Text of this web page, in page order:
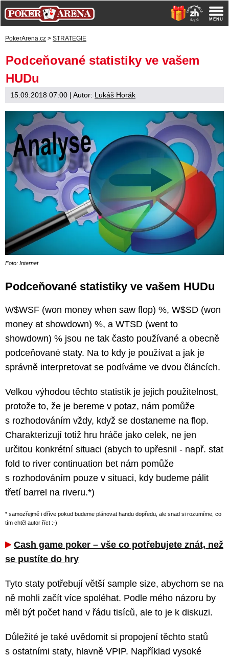
PokerArena.cz > STRATEGIE
Podceňované statistiky ve vašem
HUDu
15.09.2018 07:00 | Autor: Lukáš Horák
Foto: Internet
Podceňované statistiky ve vašem HUDu
W$WSF (won money when saw flop) %, W$SD (won
money at showdown) %, a WTSD (went to
showdown) % jsou ne tak často používané a obecně
podceňované staty. Na to kdy je používat a jak je
správně interpretovat se podíváme ve dvou článcích.
Velkou výhodou těchto statistik je jejich použitelnost,
protože to, že je bereme v potaz, nám pomůže
s rozhodováním vždy, když se dostaneme na flop.
Charakterizují totiž hru hráče jako celek, ne jen
určitou konkrétní situaci (abych to upřesnil - např. stat
fold to river continuation bet nám pomůže
s rozhodováním pouze v situaci, kdy budeme pálit
třetí barrel na riveru.*)
* samozřejmě i dříve pokud budeme plánovat handu dopředu, ale snad si rozumíme, co
tím chtěl autor říct :-)
Cash game poker – vše co potřebujete znát, než
se pustíte do hry
Tyto staty potřebují větší sample size, abychom se na
ně mohli začít více spoléhat. Podle mého názoru by
měl být počet hand v řádu tisíců, ale to je k diskuzi.
Důležité je také uvědomit si propojení těchto statů
s ostatními staty, hlavně VPIP. Například vysoké